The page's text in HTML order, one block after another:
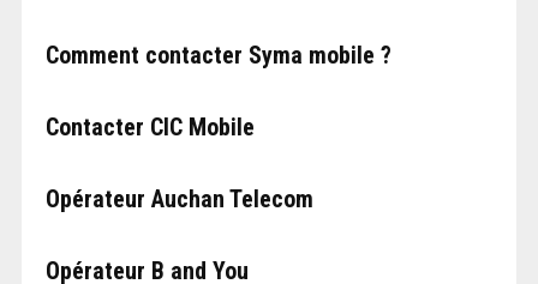
Comment contacter Syma mobile ?
Contacter CIC Mobile
Opérateur Auchan Telecom
Opérateur B and You